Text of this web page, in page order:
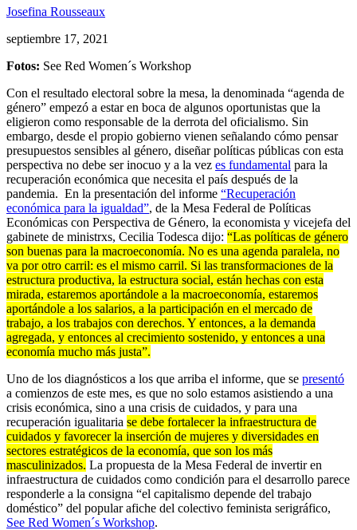
Josefina Rousseaux
septiembre 17, 2021
Fotos: See Red Women´s Workshop
Con el resultado electoral sobre la mesa, la denominada “agenda de
género” empezó a estar en boca de algunos oportunistas que la
eligieron como responsable de la derrota del oficialismo. Sin
embargo, desde el propio gobierno vienen señalando cómo pensar
presupuestos sensibles al género, diseñar políticas públicas con esta
perspectiva no debe ser inocuo y a la vez es fundamental para la
recuperación económica que necesita el país después de la
pandemia. En la presentación del informe “Recuperación
económica para la igualdad”, de la Mesa Federal de Políticas
Económicas con Perspectiva de Género, la economista y vicejefa del
gabinete de ministrxs, Cecilia Todesca dijo: “Las políticas de género
son buenas para la macroeconomía. No es una agenda paralela, no
va por otro carril: es el mismo carril. Si las transformaciones de la
estructura productiva, la estructura social, están hechas con esta
mirada, estaremos aportándole a la macroeconomía, estaremos
aportándole a los salarios, a la participación en el mercado de
trabajo, a los trabajos con derechos. Y entonces, a la demanda
agregada, y entonces al crecimiento sostenido, y entonces a una
economía mucho más justa”.
Uno de los diagnósticos a los que arriba el informe, que se presentó
a comienzos de este mes, es que no solo estamos asistiendo a una
crisis económica, sino a una crisis de cuidados, y para una
recuperación igualitaria se debe fortalecer la infraestructura de
cuidados y favorecer la inserción de mujeres y diversidades en
sectores estratégicos de la economía, que son los más
masculinizados. La propuesta de la Mesa Federal de invertir en
infraestructura de cuidados como condición para el desarrollo parece
responderle a la consigna “el capitalismo depende del trabajo
doméstico” del popular afiche del colectivo feminista serigráfico,
See Red Women´s Workshop.